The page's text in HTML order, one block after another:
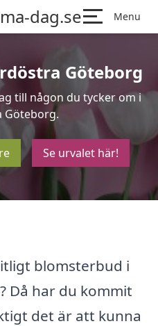
dag.se Menu
Göteborg
till någon du tycker om i
Göteborg.
Se urvalet här!
blomsterbud i
Då har du kommit
det är att kunna